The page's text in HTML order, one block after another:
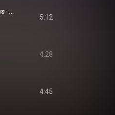
SCANDAL 「太陽スキャンダラス」/ Taiyou Scandalous ‐Music Video
5:12
4:28
4:45